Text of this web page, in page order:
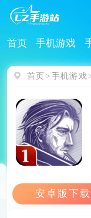
首页 手机游戏
首页 手机游戏